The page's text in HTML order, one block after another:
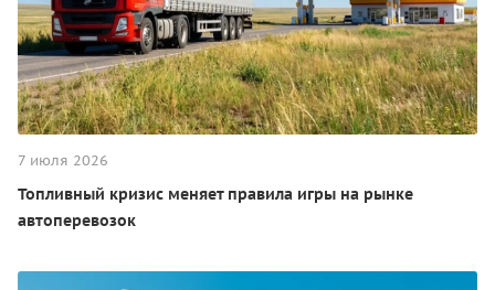
7 июля 2026
Топливный кризис меняет правила игры на рынке
автоперевозок